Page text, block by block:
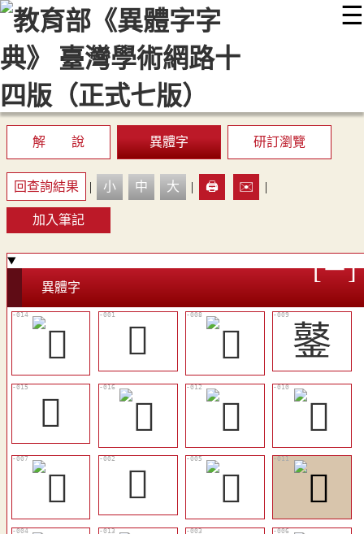
☰
::: 最新消息 常見問題 編輯說明
顯示模式
解 說 異體字 研訂瀏覽
回查詢結果 | 小 中 大 | 🖨️ ✉️ |
加入筆記
異體字
𧒕
䥢
𪔑
𪔯